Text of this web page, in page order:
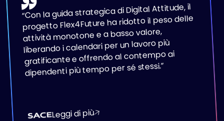
“Con la guida strategica di Digital Attitude, il
progetto Flex4Future ha ridotto il peso delle
attività monotone e a basso valore,
liberando i calendari per un lavoro più
gratificante e offrendo al contempo ai
dipendenti più tempo per sé stessi.”
Leggi di più